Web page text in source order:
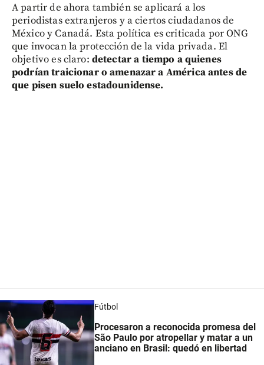
A partir de ahora también se aplicará a los
periodistas extranjeros y a ciertos ciudadanos de
México y Canadá. Esta política es criticada por ONG
que invocan la protección de la vida privada. El
objetivo es claro: detectar a tiempo a quienes
podrían traicionar o amenazar a América antes de
que pisen suelo estadounidense.
Fútbol
Procesaron a reconocida promesa del
São Paulo por atropellar y matar a un
anciano en Brasil: quedó en libertad